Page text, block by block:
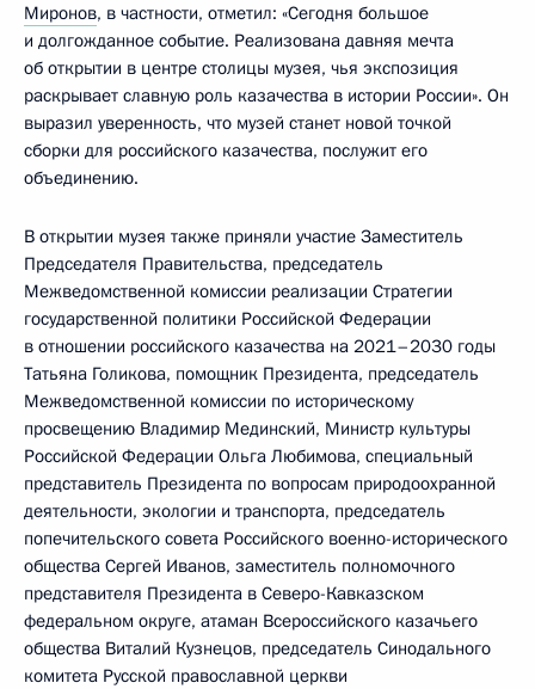
Миронов, в частности, отметил: «Сегодня большое
и долгожданное событие. Реализована давняя мечта
об открытии в центре столицы музея, чья экспозиция
раскрывает славную роль казачества в истории России». Он
выразил уверенность, что музей станет новой точкой
сборки для российского казачества, послужит его
объединению.
В открытии музея также приняли участие Заместитель
Председателя Правительства, председатель
Межведомственной комиссии реализации Стратегии
государственной политики Российской Федерации
в отношении российского казачества на 2021–2030 годы
Татьяна Голикова, помощник Президента, председатель
Межведомственной комиссии по историческому
просвещению Владимир Мединский, Министр культуры
Российской Федерации Ольга Любимова, специальный
представитель Президента по вопросам природоохранной
деятельности, экологии и транспорта, председатель
попечительского совета Российского военно-исторического
общества Сергей Иванов, заместитель полномочного
представителя Президента в Северо-Кавказском
федеральном округе, атаман Всероссийского казачьего
общества Виталий Кузнецов, председатель Синодального
комитета Русской православной церкви